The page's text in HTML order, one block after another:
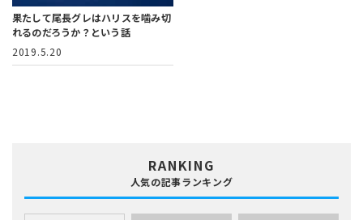
果たして尾長グレはハリスを噛み切
れるのだろうか？という話
2019.5.20
RANKING
人気の記事ランキング